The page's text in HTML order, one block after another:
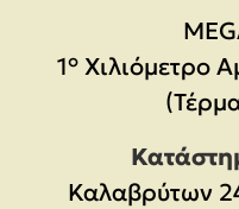
1° Χιλιόμετρο
Καλαβρύτων